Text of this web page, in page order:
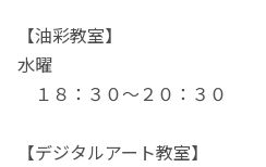
【油彩教室】
水曜
１８：３０～２０：３０
【デジタルアート教室】